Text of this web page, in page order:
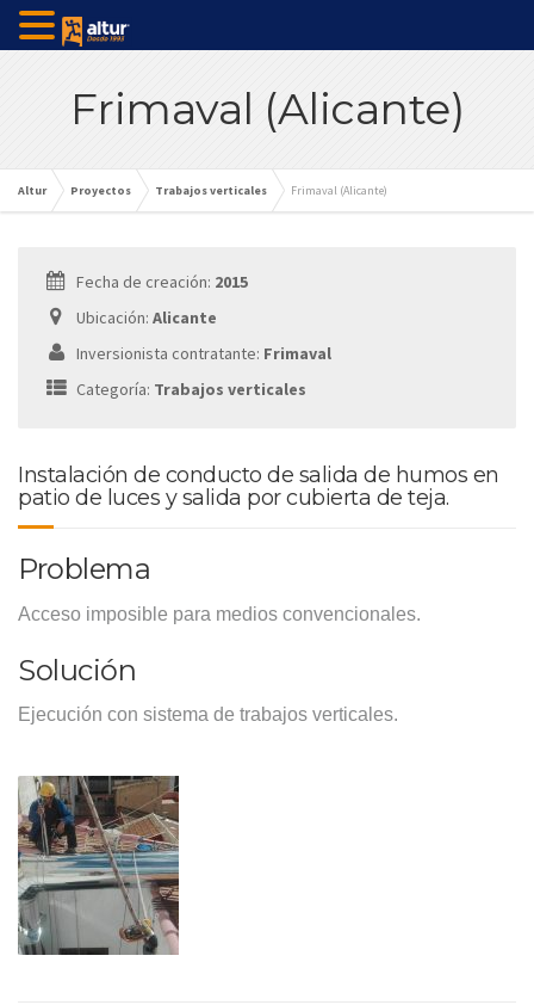
Frimaval (Alicante)
Altur Proyectos Trabajos verticales Frimaval (Alicante)
Fecha de creación: 2015
Ubicación: Alicante
Inversionista contratante: Frimaval
Categoría: Trabajos verticales
Instalación de conducto de salida de humos en
patio de luces y salida por cubierta de teja.
Problema
Acceso imposible para medios convencionales.
Solución
Ejecución con sistema de trabajos verticales.